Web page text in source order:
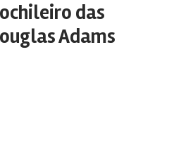
das
Adams